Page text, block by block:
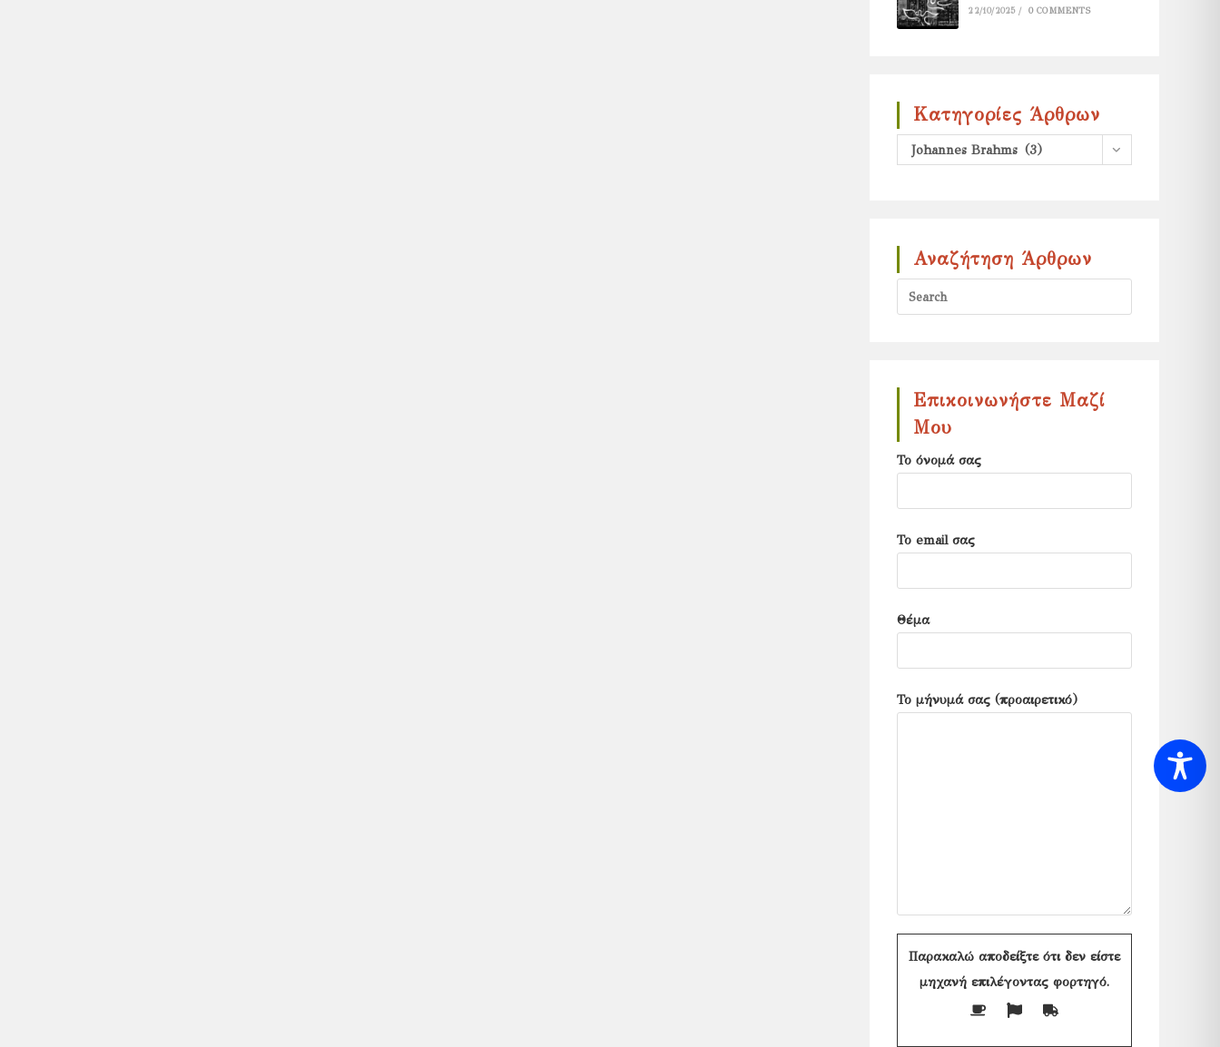
22/10/2025 / 0 COMMENTS
Κατηγορίες Άρθρων
Κατηγορίες
Johannes Brahms (3)
Αναζήτηση Άρθρων
Escape
Επικοινωνήστε Μαζί
Μου
Το όνομά σας
Το email σας
Θέμα
Το μήνυμά σας (προαιρετικό)
Παρακαλώ αποδείξτε ότι δεν είστε
μηχανή επιλέγονταςφορτηγό.